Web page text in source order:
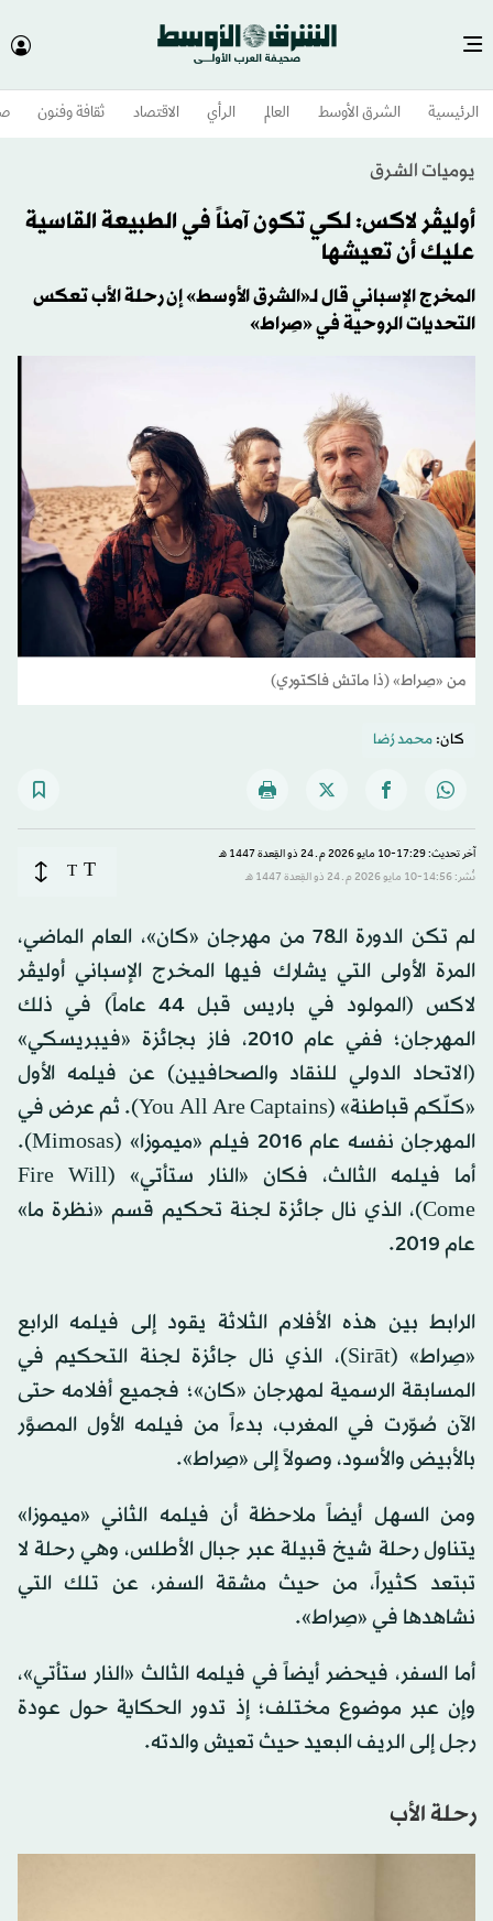
الرئيسية الشرق الأوسط​ العالم الرأي الاقتصاد ثقافة وفنون
يوميات الشرق
أوليڤر لاكس: لكي تكون آمناً في الطبيعة القاسية
عليك أن تعيشها
المخرج الإسباني قال لـ«الشرق الأوسط» إن رحلة الأب تعكس
التحديات الروحية في «صِراط»
من «صِراط» (ذا ماتش فاكتوري)
كان:محمد رُضا
آخر تحديث: 17:29-10 مايو 2026 م ـ 24 ذو القِعدة 1447 هـ
نُشر: 14:56-10 مايو 2026 م ـ 24 ذو القِعدة 1447 هـ
T
T
لم تكن الدورة الـ78 من مهرجان «كان»، العام الماضي،
المرة الأولى التي يشارك فيها المخرج الإسباني أوليڤر
لاكس (المولود في باريس قبل 44 عاماً) في ذلك
المهرجان؛ ففي عام 2010، فاز بجائزة «فيبريسكي»
(الاتحاد الدولي للنقاد والصحافيين) عن فيلمه الأول
«كلّكم قباطنة» (You All Are Captains). ثم عرض في
المهرجان نفسه عام 2016 فيلم «ميموزا» (Mimosas).
أما فيلمه الثالث، فكان «النار ستأتي» (Fire Will
Come)، الذي نال جائزة لجنة تحكيم قسم «نظرة ما»
عام 2019.
الرابط بين هذه الأفلام الثلاثة يقود إلى فيلمه الرابع
«صِراط» (Sirāt)، الذي نال جائزة لجنة التحكيم في
المسابقة الرسمية لمهرجان «كان»؛ فجميع أفلامه حتى
الآن صُوّرت في المغرب، بدءاً من فيلمه الأول المصوَّر
بالأبيض والأسود، وصولاً إلى «صِراط».
ومن السهل أيضاً ملاحظة أن فيلمه الثاني «ميموزا»
يتناول رحلة شيخ قبيلة عبر جبال الأطلس، وهي رحلة لا
تبتعد كثيراً، من حيث مشقة السفر، عن تلك التي
نشاهدها في «صِراط».
أما السفر، فيحضر أيضاً في فيلمه الثالث «النار ستأتي»،
وإن عبر موضوع مختلف؛ إذ تدور الحكاية حول عودة
رجل إلى الريف البعيد حيث تعيش والدته.
رحلة الأب